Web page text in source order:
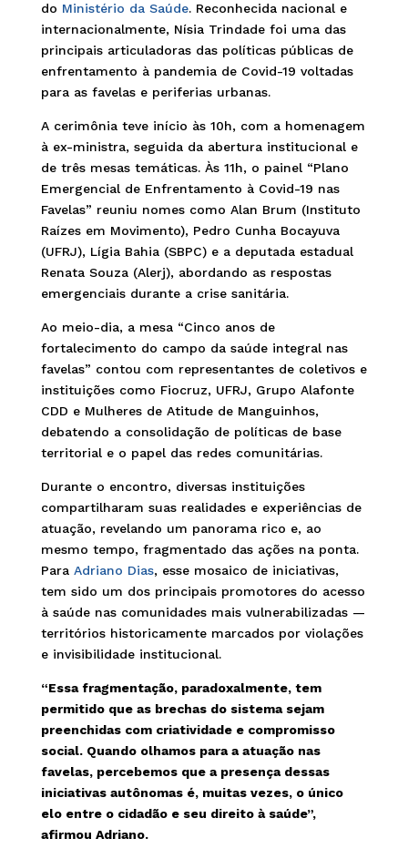
do Ministério da Saúde. Reconhecida nacional e
internacionalmente, Nísia Trindade foi uma das
principais articuladoras das políticas públicas de
enfrentamento à pandemia de Covid-19 voltadas
para as favelas e periferias urbanas.
A cerimônia teve início às 10h, com a homenagem
à ex-ministra, seguida da abertura institucional e
de três mesas temáticas. Às 11h, o painel “Plano
Emergencial de Enfrentamento à Covid-19 nas
Favelas” reuniu nomes como Alan Brum (Instituto
Raízes em Movimento), Pedro Cunha Bocayuva
(UFRJ), Lígia Bahia (SBPC) e a deputada estadual
Renata Souza (Alerj), abordando as respostas
emergenciais durante a crise sanitária.
Ao meio-dia, a mesa “Cinco anos de
fortalecimento do campo da saúde integral nas
favelas” contou com representantes de coletivos e
instituições como Fiocruz, UFRJ, Grupo Alafonte
CDD e Mulheres de Atitude de Manguinhos,
debatendo a consolidação de políticas de base
territorial e o papel das redes comunitárias.
Durante o encontro, diversas instituições
compartilharam suas realidades e experiências de
atuação, revelando um panorama rico e, ao
mesmo tempo, fragmentado das ações na ponta.
Para Adriano Dias, esse mosaico de iniciativas,
tem sido um dos principais promotores do acesso
à saúde nas comunidades mais vulnerabilizadas —
territórios historicamente marcados por violações
e invisibilidade institucional.
“Essa fragmentação, paradoxalmente, tem
permitido que as brechas do sistema sejam
preenchidas com criatividade e compromisso
social. Quando olhamos para a atuação nas
favelas, percebemos que a presença dessas
iniciativas autônomas é, muitas vezes, o único
elo entre o cidadão e seu direito à saúde”,
afirmou Adriano.